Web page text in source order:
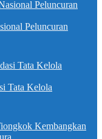
Peluncuran
Tata Kelola